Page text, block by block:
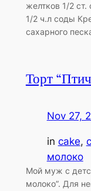
желтков 1/2 ст.
1/2 ч.л соды
сахарного
Торт
Nov 27,
in cake,
молоко
Мой муж с
молоко”. Для